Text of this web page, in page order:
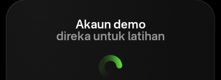
Akaun demo
direka untuk latihan